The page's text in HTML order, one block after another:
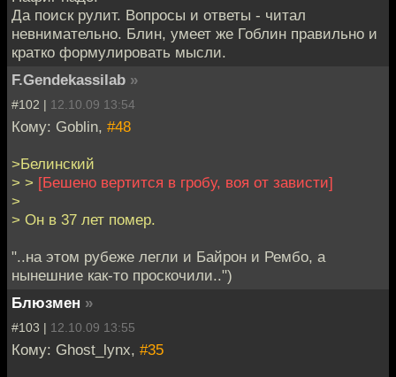
Да поиск рулит. Вопросы и ответы - читал
невнимательно. Блин, умеет же Гоблин правильно и
кратко формулировать мысли.
F.Gendekassilab »
#102 | 12.10.09 13:54
Кому: Goblin, #48
>Белинский
> > [Бешено вертится в гробу, воя от зависти]
>
> Он в 37 лет помер.
"..на этом рубеже легли и Байрон и Рембо, а
нынешние как-то проскочили..")
Блюзмен »
#103 | 12.10.09 13:55
Кому: Ghost_lynx, #35